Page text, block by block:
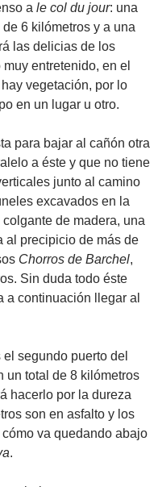
a le col du jour: una
6 kilómetros y a una
las delicias de los
entretenido, en el
vegetación, por lo
en un lugar u otro.
para bajar al cañón otra
a éste y que no tiene
junto al camino
excavados en la
de madera, una
al precipicio de más de
Chorros de Barchel,
Sin duda todo éste
a continuación llegar al
segundo puerto del
un total de 8 kilómetros
hacerlo por la dureza
son en asfalto y los
va quedando abajo
.